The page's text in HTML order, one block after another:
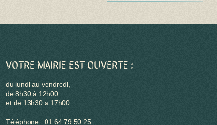
VOTRE MAIRIE EST OUVERTE :
du lundi au vendredi,
de 8h30 à 12h00
et de 13h30 à 17h00
Téléphone : 01 64 79 50 25